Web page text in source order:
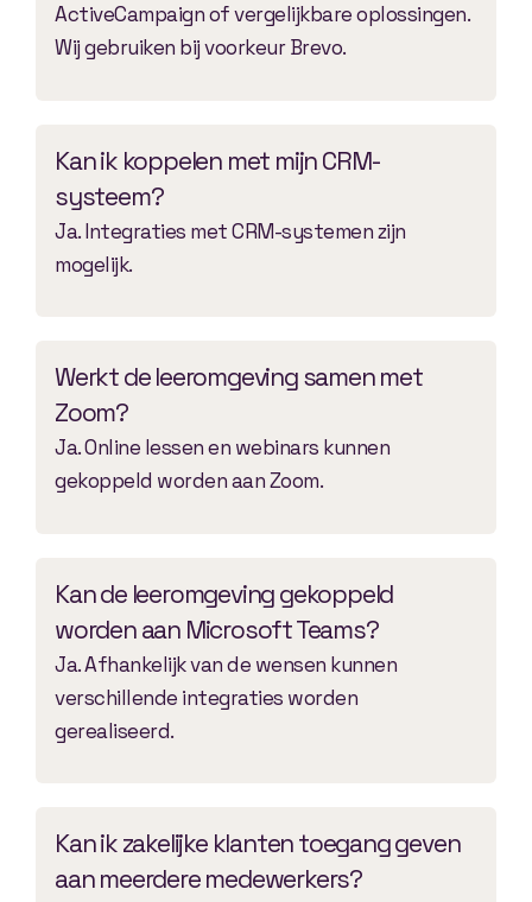
ActiveCampaign of vergelijkbare oplossingen.
Wij gebruiken bij voorkeur Brevo.
Kan ik koppelen met mijn CRM-
systeem?
Ja. Integraties met CRM-systemen zijn
mogelijk.
Werkt de leeromgeving samen met
Zoom?
Ja. Online lessen en webinars kunnen
gekoppeld worden aan Zoom.
Kan de leeromgeving gekoppeld
worden aan Microsoft Teams?
Ja. Afhankelijk van de wensen kunnen
verschillende integraties worden
gerealiseerd.
Kan ik zakelijke klanten toegang geven
aan meerdere medewerkers?